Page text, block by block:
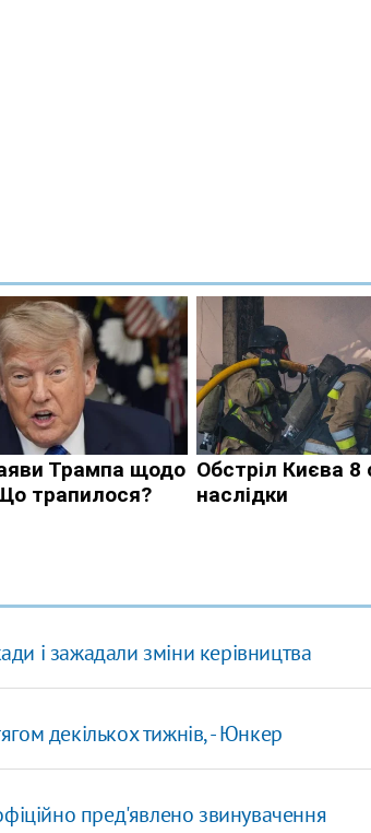
і зажадали зміни керівництва
декількох тижнів, - Юнкер
пред'явлено звинувачення